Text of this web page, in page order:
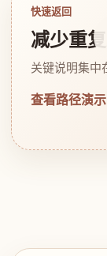
快速返回
减少重
关键说明集中
查看路径演